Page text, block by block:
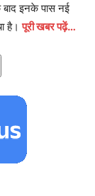
इनके पास नई
है।पूरी खबर पढ़ें…